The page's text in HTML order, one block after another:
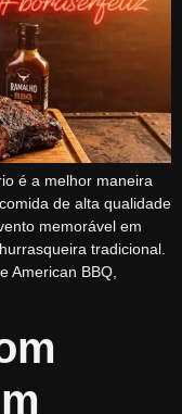
é a melhor maneira
de alta qualidade
memorável em
tradicional.
American BBQ,